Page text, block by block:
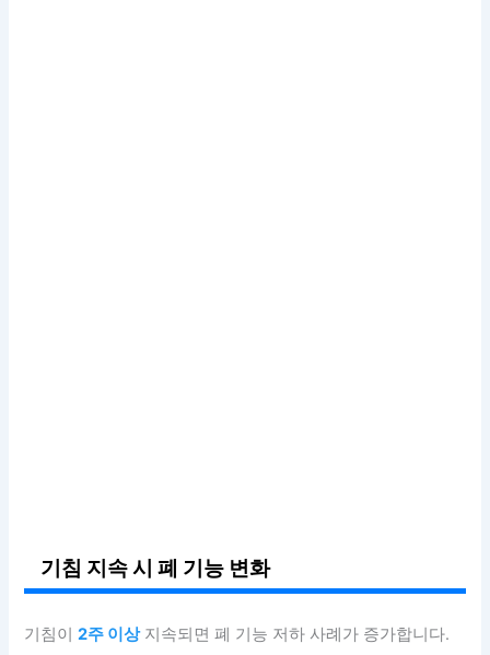
기침 지속 시 폐 기능 변화
기침이2주 이상지속되면 폐 기능 저하 사례가 증가합니다.